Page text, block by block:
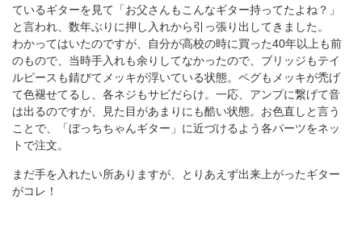
ているギターを見て「お父さんもこんなギター持ってたよね？」
と言われ、数年ぶりに押し入れから引っ張り出してきました。
わかってはいたのですが、自分が高校の時に買った40年以上も前
のもので、当時手入れも余りしてなかったので、ブリッジもテイ
ルピースも錆びてメッキが浮いている状態。ペグもメッキが禿げ
て色褪せてるし、各ネジもサビだらけ。一応、アンプに繋げて音
は出るのですが、見た目があまりにも酷い状態。お色直しと言う
ことで、「ぼっちちゃんギター」に近づけるよう各パーツをネッ
トで注文。
まだ手を入れたい所ありますが、とりあえず出来上がったギター
がコレ！